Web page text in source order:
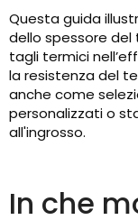
Questa guida
dello spessore del
tagli termici
la resistenza del
anche come
personalizzati o
all'ingrosso.
In che